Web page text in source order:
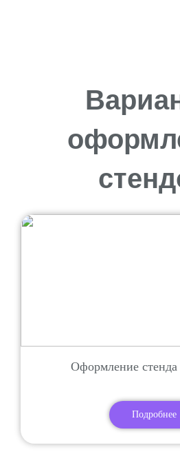
Оформление стенда
Подробнее